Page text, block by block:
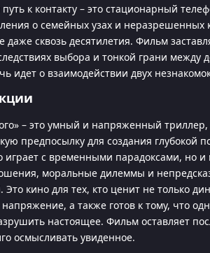
к контакту – это стационарный
о семейных узах и неразрешенных
даже сквозь десятилетия. Фильм
выбора и тонкой грани между
идет о взаимодействии двух
– это умный и напряженный
предпосылку для создания глубокой
играет с временными парадоксами, но и
моральные дилеммы и
Это кино для тех, кто ценит не только
напряжение, а также готов к тому, что
настоящее. Фильм оставляет
осмысливать увиденное.